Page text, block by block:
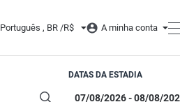
Português , BR /R$ A minha conta
DATAS DA ESTADIA